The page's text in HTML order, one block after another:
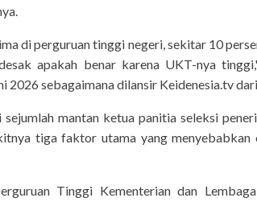
di perguruan tinggi negeri, sekitar 10
apakah benar karena UKT-nya
2026 sebagaimana dilansir Keidenesia.tv
mantan ketua panitia seleksi
tiga faktor utama yang menyebabkan
Tinggi Kementerian dan
Castle di Battle of The Bulge